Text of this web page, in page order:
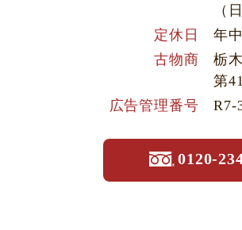
（
定休日
年
古物商
栃
第
広告管理番号
R7-
0120-